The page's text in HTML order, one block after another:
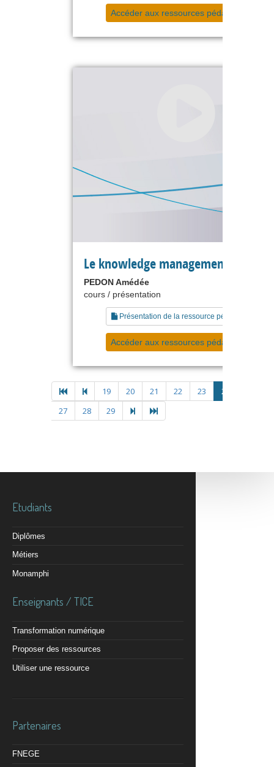
Accéder aux ressources pédagogiques
Le knowledge management
PEDON Amédée
cours / présentation
Présentation de la ressource pédagogique
Accéder aux ressources pédagogiques
19 20 21 22 23 24
27
28 29
Etudiants
Diplômes
Métiers
Monamphi
Enseignants / TICE
Transformation numérique
Proposer des ressources
Utiliser une ressource
Partenaires
FNEGE